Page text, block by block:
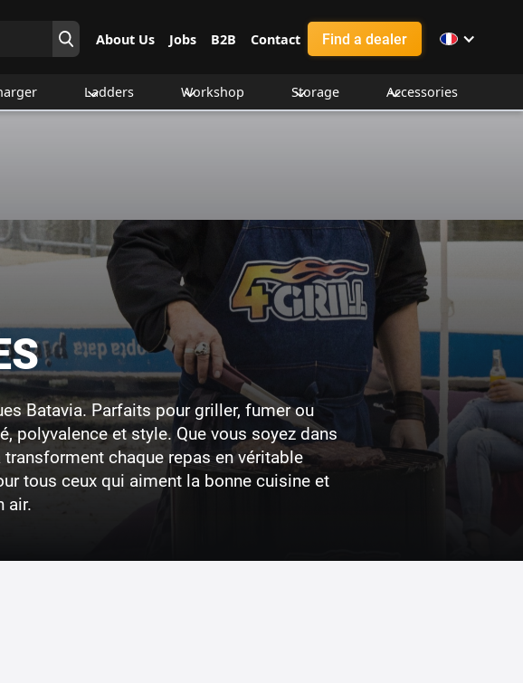
About Us Jobs B2B Contact Find a dealer
Ladders Workshop Storage Accessories
Batavia. Parfaits pour griller, fumer ou
polyvalence et style. Que vous soyez dans
chaque repas en véritable
tous ceux qui aiment la bonne cuisine et
air.